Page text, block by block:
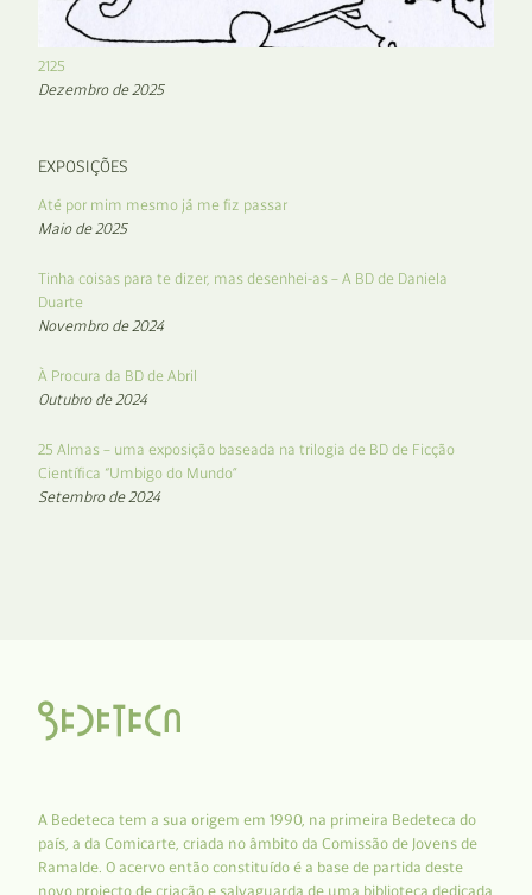
2125
Dezembro de 2025
EXPOSIÇÕES
Até por mim mesmo já me fiz passar
Maio de 2025
Tinha coisas para te dizer, mas desenhei-as – A BD de Daniela
Duarte
Novembro de 2024
À Procura da BD de Abril
Outubro de 2024
25 Almas – uma exposição baseada na trilogia de BD de Ficção
Científica “Umbigo do Mundo”
Setembro de 2024
A Bedeteca tem a sua origem em 1990, na primeira Bedeteca do
país, a da Comicarte, criada no âmbito da Comissão de Jovens de
Ramalde. O acervo então constituído é a base de partida deste
novo projecto de criação e salvaguarda de uma biblioteca dedicada